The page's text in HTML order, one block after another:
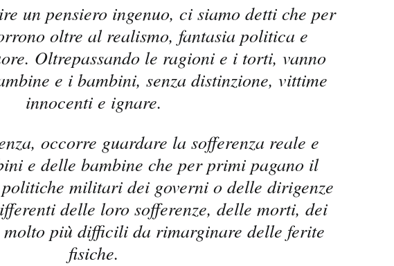
un pensiero ingenuo, ci siamo detti che per
oltre al realismo, fantasia politica e
Oltrepassando le ragioni e i torti, vanno
e i bambini, senza distinzione, vittime
innocenti e ignare.
occorre guardare la sofferenza reale e
e delle bambine che per primi pagano il
militari dei governi o delle dirigenze
delle loro sofferenze, delle morti, dei
più difficili da rimarginare delle ferite
fisiche.